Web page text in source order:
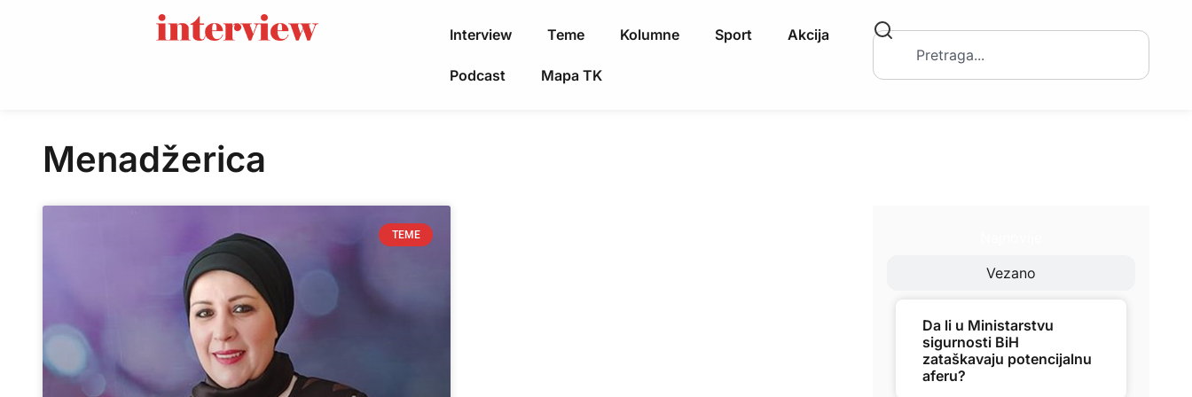
Interview Teme Kolumne Sport Akcija
Podcast Mapa TK
Menadžerica
TEME
Vezano
Da li u Ministarstvu
sigurnosti BiH
zataškavaju potencijalnu
aferu?